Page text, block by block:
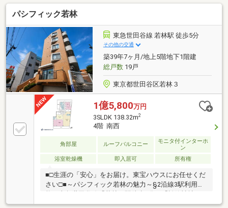
トサウナ・浴室換気乾燥暖房機・TVモニター付きオー
トロック 等○ペット飼育可（細則有り）○ご内覧予約
受付中です。 お気軽にお問い合わせください！
パシフィック若林
東急世田谷線 若林駅 徒歩5分
その他の交通
築39年7ヶ月/地上5階地下1階建
総戸数19戸
東京都世田谷区若林３
1億5,800万円
3SLDK 138.32m2
4階 南西
角部屋 ルーフバルコニー
モニタ付インターホ
ン
浴室乾燥機
即入居可 所有権
■□生涯の「安心」をお届け。東宝ハウスにお任せくだ
さい□■～パシフィック若林の魅力～§2沿線3駅利用可
能・東急世田谷線「若林」駅徒歩5分、「松陰神社
前」駅徒歩8分・東急田園都市線「三軒茶屋」駅徒歩